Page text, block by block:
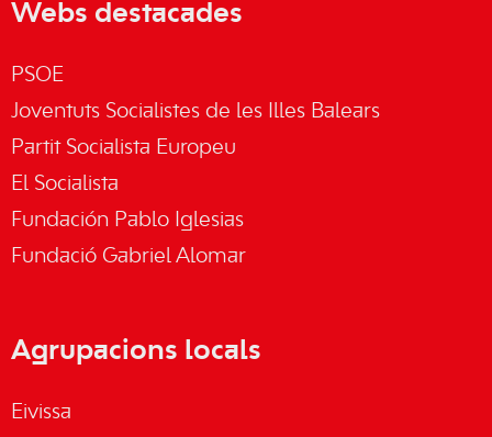
Webs destacades
PSOE
Joventuts Socialistes de les Illes Balears
Partit Socialista Europeu
El Socialista
Fundación Pablo Iglesias
Fundació Gabriel Alomar
Agrupacions locals
Eivissa